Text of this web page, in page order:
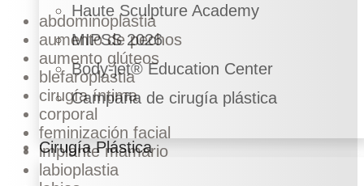
Haute Sculpture Academy
MIPSS 2026
Body-jet® Education Center
Campaña de cirugía plástica
Cirugía Plástica
abdominoplastia
aumento de pechos
aumento glúteos
blefaroplastia
cirugía íntima
corporal
feminización facial
implante mamario
labioplastia